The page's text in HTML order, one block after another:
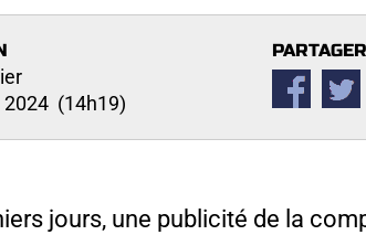
(14h19)
PARTAGER
jours, une publicité de la